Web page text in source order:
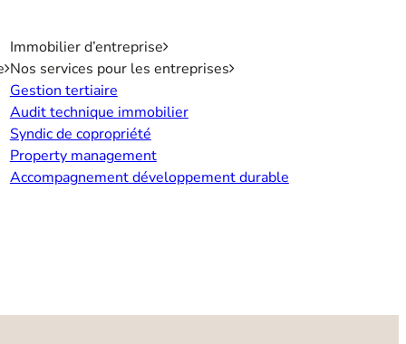
Immobilier d’entreprise
Nos services pour les entreprises
Gestion tertiaire
Audit technique immobilier
Syndic de copropriété
Property management
Accompagnement développement durable